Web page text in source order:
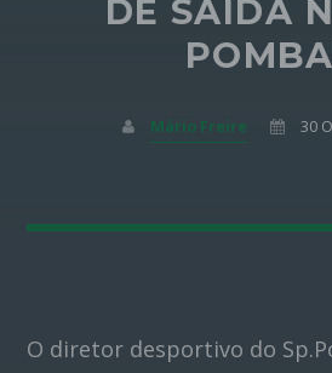
DE SAÍDA
Mário Freire 30
O diretor desportivo do